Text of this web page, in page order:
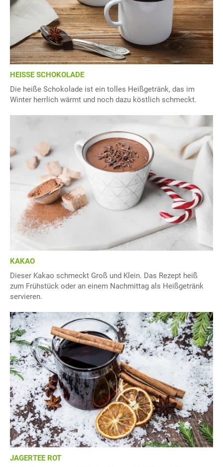
HEISSE SCHOKOLADE
Die heiße Schokolade ist ein tolles Heißgetränk, das im
Winter herrlich wärmt und noch dazu köstlich schmeckt.
KAKAO
Dieser Kakao schmeckt Groß und Klein. Das Rezept heiß
zum Frühstück oder an einem Nachmittag als Heißgetränk
servieren.
JAGERTEE ROT